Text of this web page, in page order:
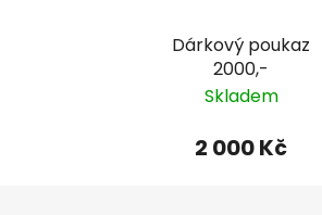
Dárkový poukaz
2000,-
Skladem
2 000 Kč